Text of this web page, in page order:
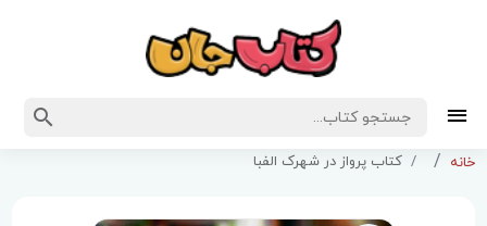
خانه کتاب پرواز در شهرک الفبا